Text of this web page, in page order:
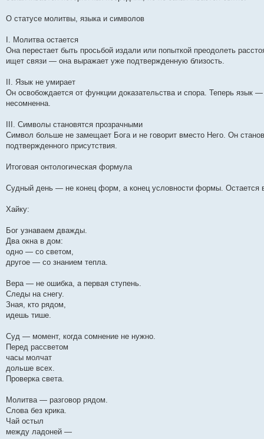
О статусе молитвы, языка и символов
I. Молитва остается
Она перестает быть просьбой издали или попыткой преодолеть
ищет связи — она выражает уже подтвержденную близость.
II. Язык не умирает
Он освобождается от функции доказательства и спора. Теперь язык
несомненна.
III. Символы становятся прозрачными
Символ больше не замещает Бога и не говорит вместо Него. Он
подтвержденного присутствия.
Итоговая онтологическая формула
Судный день — не конец форм, а конец условности формы. Остается
Хайку:
Бог узнаваем дважды.
Два окна в дом:
одно — со светом,
другое — со знанием тепла.
Вера — не ошибка, а первая ступень.
Следы на снегу.
Зная, кто рядом,
идешь тише.
Суд — момент, когда сомнение не нужно.
Перед рассветом
часы молчат
дольше всех.
Проверка света.
Молитва — разговор рядом.
Слова без крика.
Чай остыл
между ладоней —